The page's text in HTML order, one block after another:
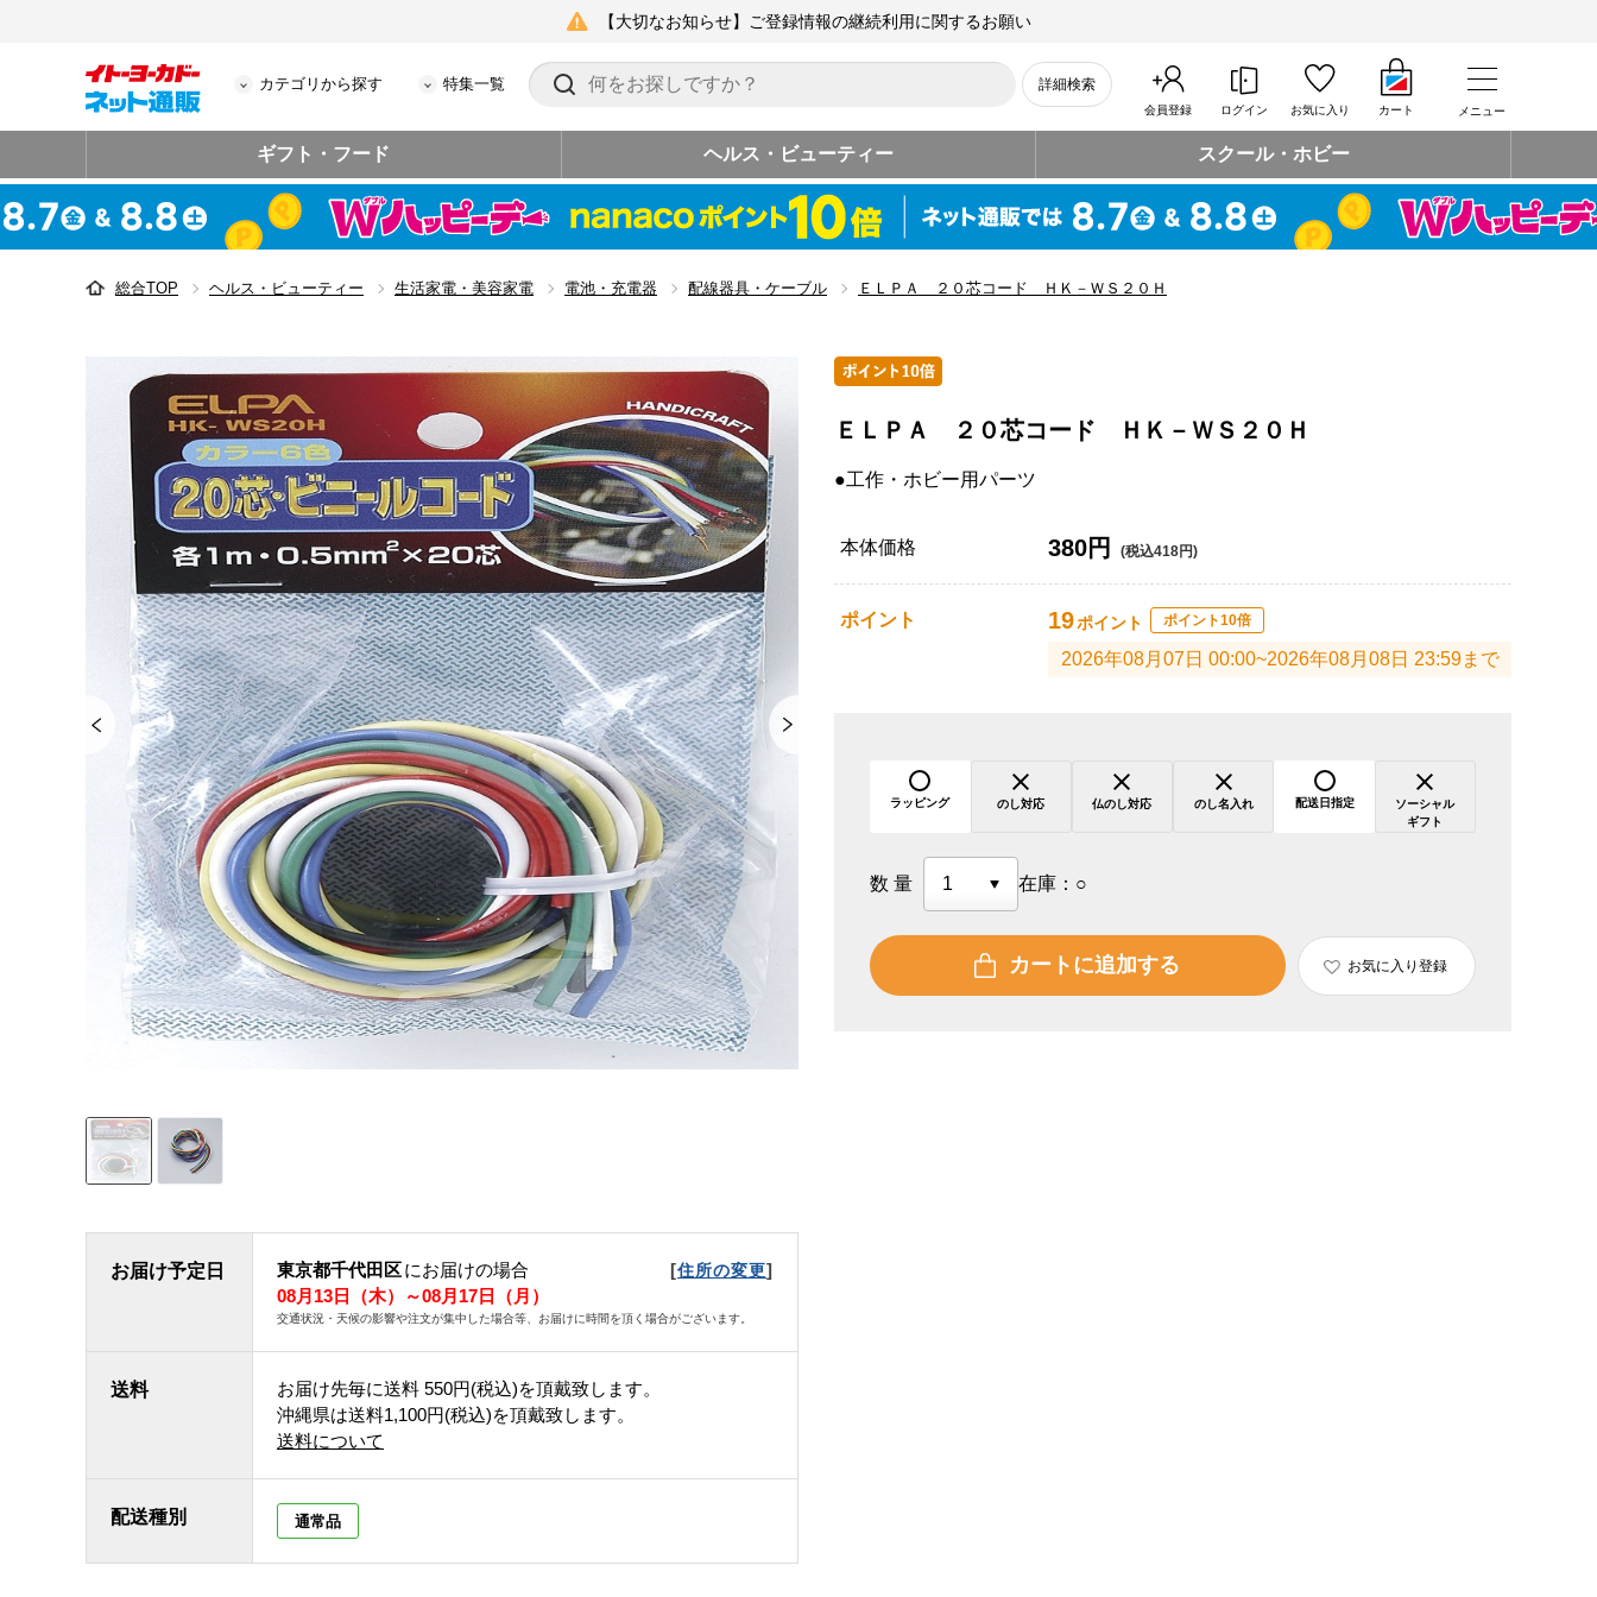
【大切なお知らせ】ご登録情報の継続利用に関するお願い
カテゴリから探す 特集一覧 詳細検索
会員登録 ログイン お気に入り カート メニュー
ギフト・フード ヘルス・ビューティー スクール・ホビー
総合TOP ヘルス・ビューティー 生活家電・美容家電 電池・充電器 配線器具・ケーブル ＥＬＰＡ ２０芯コード ＨＫ－ＷＳ２０Ｈ
お届け予定日 東京都千代田区にお届けの場合 [住所の変更]
08月13日（木）～08月17日（月）
交通状況・天候の影響や注文が集中した場合等、お届けに時間を頂く場合がございます。
送料 お届け先毎に送料 550円(税込)を頂戴致します。
沖縄県は送料1,100円(税込)を頂戴致します。
送料について
配送種別 通常品
ＥＬＰＡ ２０芯コード ＨＫ－ＷＳ２０Ｈ
●工作・ホビー用パーツ
本体価格 380円 (税込418円)
ポイント 19ポイント ポイント10倍
2026年08月07日 00:00~2026年08月08日 23:59まで
ラッピング のし対応 仏のし対応 のし名入れ 配送日指定
ソーシャル
ギフト
数量 在庫： ○
カートに追加する お気に入り登録